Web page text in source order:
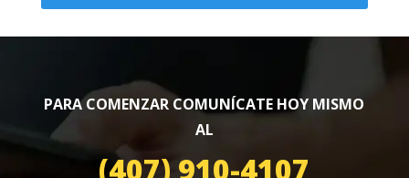
PARA COMENZAR COMUNÍCATE HOY MISMO
AL
(407) 910-4107